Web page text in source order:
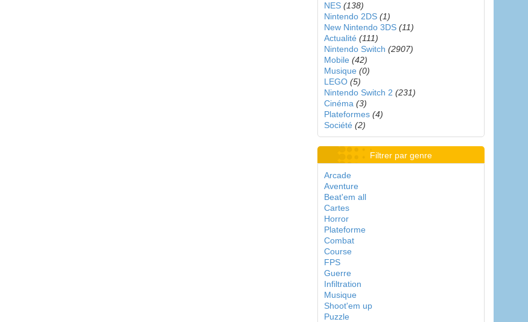
NES (138)
Nintendo 2DS (1)
New Nintendo 3DS (11)
Actualité (111)
Nintendo Switch (2907)
Mobile (42)
Musique (0)
LEGO (5)
Nintendo Switch 2 (231)
Cinéma (3)
Plateformes (4)
Société (2)
Filtrer par genre
Arcade
Aventure
Beat'em all
Cartes
Horror
Plateforme
Combat
Course
FPS
Guerre
Infiltration
Musique
Shoot'em up
Puzzle